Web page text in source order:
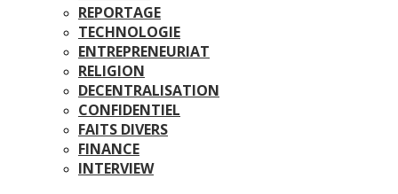
REPORTAGE
TECHNOLOGIE
ENTREPRENEURIAT
RELIGION
DECENTRALISATION
CONFIDENTIEL
FAITS DIVERS
FINANCE
INTERVIEW